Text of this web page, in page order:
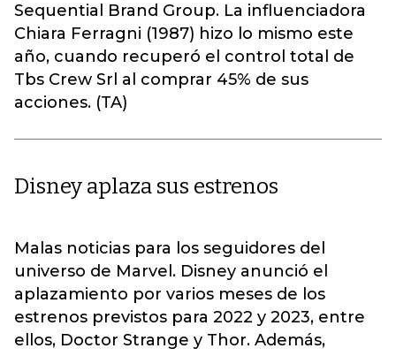
Sequential Brand Group. La influenciadora
Chiara Ferragni (1987) hizo lo mismo este
año, cuando recuperó el control total de
Tbs Crew Srl al comprar 45% de sus
acciones. (TA)
Disney aplaza sus estrenos
Malas noticias para los seguidores del
universo de Marvel. Disney anunció el
aplazamiento por varios meses de los
estrenos previstos para 2022 y 2023, entre
ellos, Doctor Strange y Thor. Además,